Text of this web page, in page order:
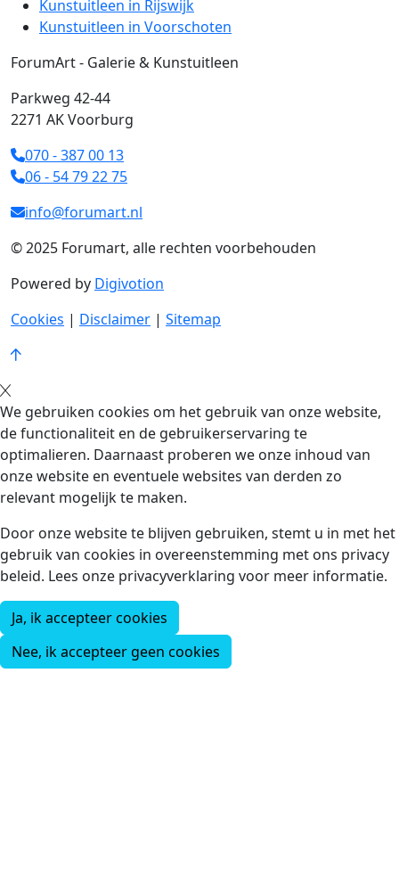
Kunstuitleen in Rijswijk
Kunstuitleen in Voorschoten
ForumArt - Galerie & Kunstuitleen
Parkweg 42-44
2271 AK Voorburg
070 - 387 00 13
06 - 54 79 22 75
info@forumart.nl
© 2025 Forumart, alle rechten voorbehouden
Powered by Digivotion
Cookies | Disclaimer | Sitemap
We gebruiken cookies om het gebruik van onze website,
de functionaliteit en de gebruikerservaring te
optimalieren. Daarnaast proberen we onze inhoud van
onze website en eventuele websites van derden zo
relevant mogelijk te maken.
Door onze website te blijven gebruiken, stemt u in met het
gebruik van cookies in overeenstemming met ons privacy
beleid. Lees onze privacyverklaring voor meer informatie.
Ja, ik accepteer cookies
Nee, ik accepteer geen cookies